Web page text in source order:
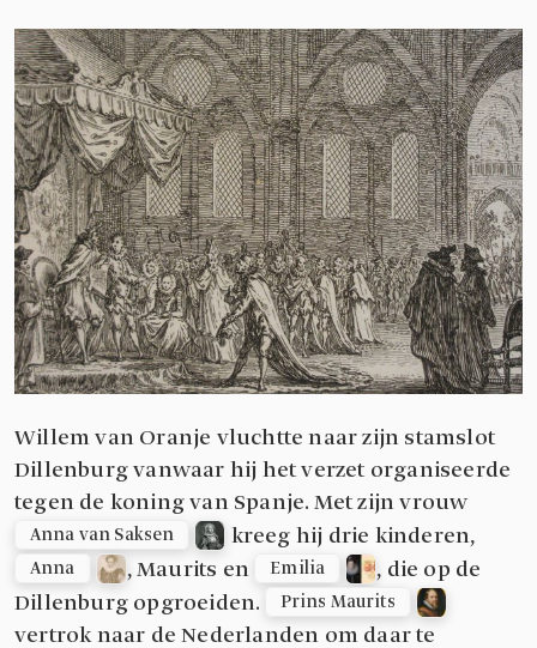
Willem van Oranje vluchtte naar zijn stamslot
Dillenburg vanwaar hij het verzet organiseerde
tegen de koning van Spanje. Met zijn vrouw
Anna van Saksen kreeg hij drie kinderen,
Anna , Maurits en Emilia
, die op de
Dillenburg opgroeiden.
Prins Maurits
vertrok naar de Nederlanden om daar te